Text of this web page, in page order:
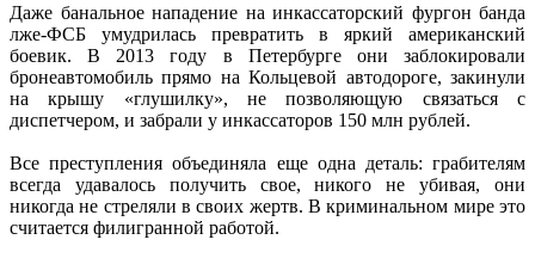
Даже банальное нападение на инкассаторский фургон банда
лже-ФСБ умудрилась превратить в яркий американский
боевик. В 2013 году в Петербурге они заблокировали
бронеавтомобиль прямо на Кольцевой автодороге, закинули
на крышу «глушилку», не позволяющую связаться с
диспетчером, и забрали у инкассаторов 150 млн рублей.
Все преступления объединяла еще одна деталь: грабителям
всегда удавалось получить свое, никого не убивая, они
никогда не стреляли в своих жертв. В криминальном мире это
считается филигранной работой.